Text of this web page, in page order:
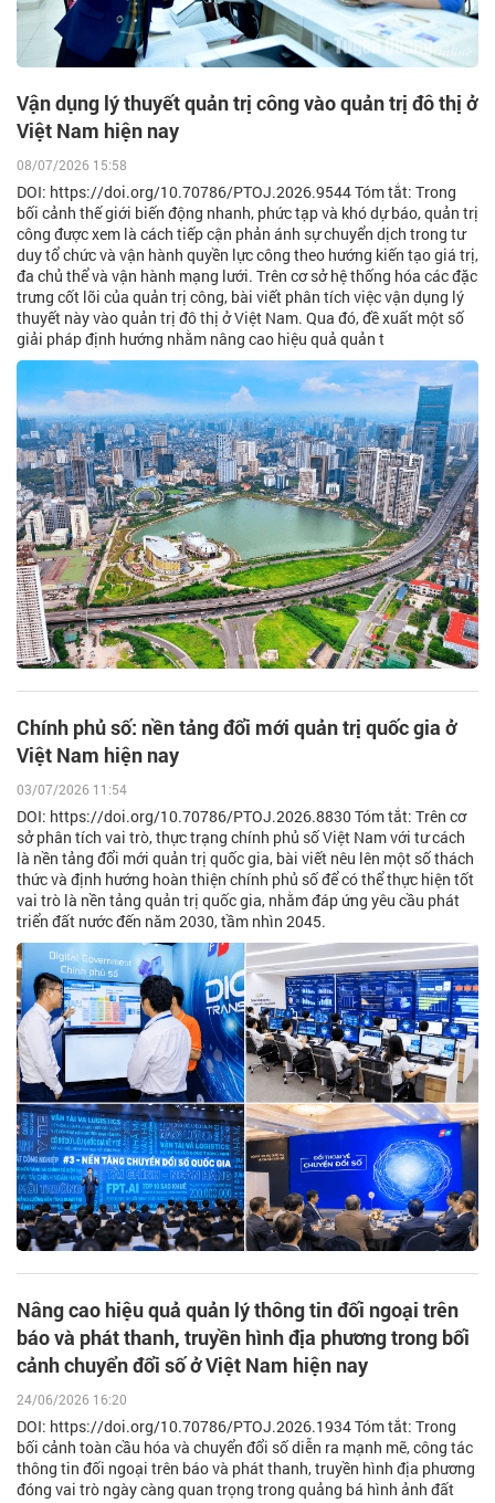
Vận dụng lý thuyết quản trị công vào quản trị đô thị ở
Việt Nam hiện nay
08/07/2026 15:58
DOI: https://doi.org/10.70786/PTOJ.2026.9544 Tóm tắt: Trong
bối cảnh thế giới biến động nhanh, phức tạp và khó dự báo, quản trị
công được xem là cách tiếp cận phản ánh sự chuyển dịch trong tư
duy tổ chức và vận hành quyền lực công theo hướng kiến tạo giá trị,
đa chủ thể và vận hành mạng lưới. Trên cơ sở hệ thống hóa các đặc
trưng cốt lõi của quản trị công, bài viết phân tích việc vận dụng lý
thuyết này vào quản trị đô thị ở Việt Nam. Qua đó, đề xuất một số
giải pháp định hướng nhằm nâng cao hiệu quả quản t
Chính phủ số: nền tảng đổi mới quản trị quốc gia ở
Việt Nam hiện nay
03/07/2026 11:54
DOI: https://doi.org/10.70786/PTOJ.2026.8830 Tóm tắt: Trên cơ
sở phân tích vai trò, thực trạng chính phủ số Việt Nam với tư cách
là nền tảng đổi mới quản trị quốc gia, bài viết nêu lên một số thách
thức và định hướng hoàn thiện chính phủ số để có thể thực hiện tốt
vai trò là nền tảng quản trị quốc gia, nhằm đáp ứng yêu cầu phát
triển đất nước đến năm 2030, tầm nhìn 2045.
Nâng cao hiệu quả quản lý thông tin đối ngoại trên
báo và phát thanh, truyền hình địa phương trong bối
cảnh chuyển đổi số ở Việt Nam hiện nay
24/06/2026 16:20
DOI: https://doi.org/10.70786/PTOJ.2026.1934 Tóm tắt: Trong
bối cảnh toàn cầu hóa và chuyển đổi số diễn ra mạnh mẽ, công tác
thông tin đối ngoại trên báo và phát thanh, truyền hình địa phương
đóng vai trò ngày càng quan trọng trong quảng bá hình ảnh đất